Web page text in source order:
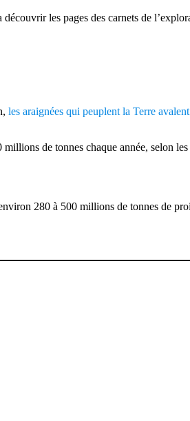
les pages des carnets de
les araignées qui peuplent la Terre
de tonnes chaque année, selon les
280 à 500 millions de tonnes de